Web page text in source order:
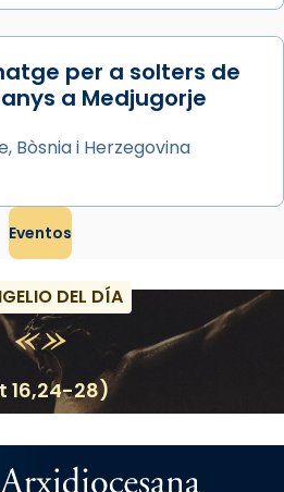
per a solters de
a Medjugorje
Bòsnia i Herzegovina
Eventos
DEL DÍA
16,24-28)